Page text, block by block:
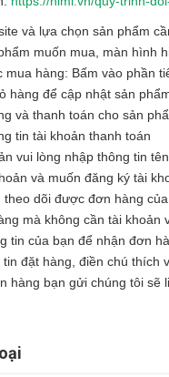
và lựa chọn sản phẩm
muốn mua, màn hình
mua hàng: Bấm vào phần
hàng để cập nhật sản
và thanh toán cho sản
tin tài khoản thanh toán
vui lòng nhập thông tin
và muốn đăng ký tài
theo dõi được đơn hàng
mà không cần tài
tin của bạn để nhận đơn
đặt hàng, điền chú thích
hàng bạn gửi chúng tôi sẽ